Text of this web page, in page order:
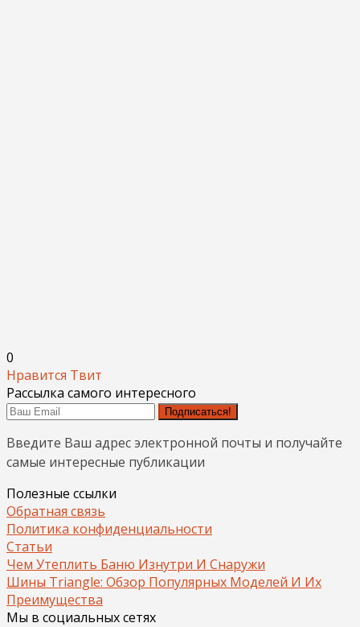
0
Нравится Твит
Рассылка самого интересного
Подписаться!
Введите Ваш адрес электронной почты и получайте
самые интересные публикации
Полезные ссылки
Обратная связь
Политика конфиденциальности
Статьи
Чем Утеплить Баню Изнутри И Снаружи
Шины Triangle: Обзор Популярных Моделей И Их
Преимущества
Мы в социальных сетях